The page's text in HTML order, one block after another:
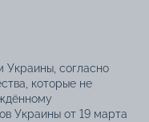
Украины, согласно
которые не
Украины от 19 марта